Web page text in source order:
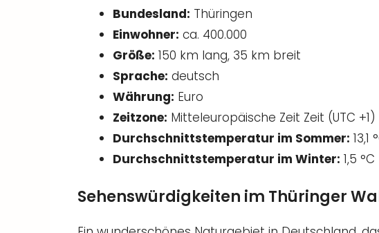
Bundesland: Thüringen
Einwohner: ca. 400.000
Größe: 150 km lang, 35 km breit
Sprache: deutsch
Währung: Euro
Zeitzone: Mitteleuropäische Zeit Zeit (UTC +1)
Durchschnittstemperatur im Sommer: 13,1
Durchschnittstemperatur im Winter: 1,5
Sehenswürdigkeiten im Thüringer